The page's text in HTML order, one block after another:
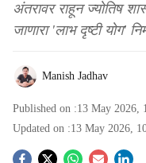
अंतरावर राहून ज्योतिष
जाणारा 'लाभ दृष्टी योग'
Manish Jadhav
Published on :13 May 2026,
Updated on :13 May 2026,